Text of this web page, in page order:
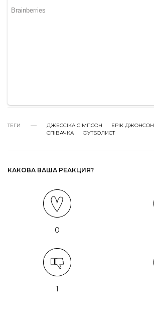
ТЕГИ ДЖЕССІКА СІМПСОН ЕРІК ДЖОНСОН
СПІВАЧКА
ФУТБОЛИСТ
КАКОВА ВАША РЕАКЦИЯ?
0
1